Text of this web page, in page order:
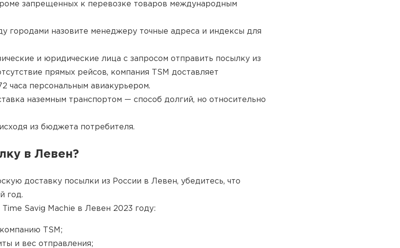
запрещенных к перевозке товаров международным
городами назовите менеджеру точные адреса и индексы для
и юридические лица с запросом отправить посылку из
прямых рейсов, компания TSM доставляет
часа персональным авиакурьером.
наземным транспортом — способ долгий, но относительно
из бюджета потребителя.
в Левен?
доставку посылки из России в Левен, убедитесь, что
год.
Savig Machie в Левен 2023 году:
TSM;
и вес отправления;